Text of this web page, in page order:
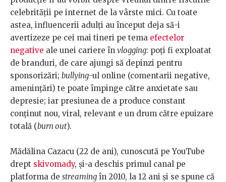
celebrității pe internet de la vârste mici. Cu toate
astea, influencerii adulți au început deja să-i
avertizeze pe cei mai tineri pe tema efectelor
negative ale unei cariere în vlogging: poți fi exploatat
de branduri, de care ajungi să depinzi pentru
sponsorizări; bullying-ul online (comentarii negative,
amenințări) te poate împinge către anxietate sau
depresie; iar presiunea de a produce constant
conținut nou, viral, relevant e un drum către epuizare
totală (burn out).
Mădălina Cazacu (22 de ani), cunoscută pe YouTube
drept skivomady, și-a deschis primul canal pe
platforma de streaming în 2010, la 12 ani și se spune că